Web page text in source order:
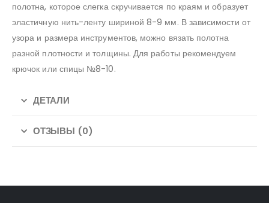
полотна, которое слегка скручивается по краям и образует
эластичную нить-ленту шириной 8-9 мм. В зависимости от
узора и размера инструментов, можно вязать полотна
разной плотности и толщины. Для работы рекомендуем
крючок или спицы №8-10.
ДЕТАЛИ
ОТЗЫВЫ (0)